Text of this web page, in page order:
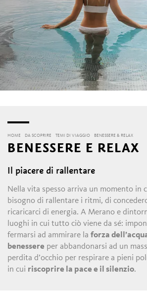
HOME DA SCOPRIRE TEMI DI VIAGGIO BENESSERE & RELAX
BENESSERE E RELAX
Il piacere di rallentare
Nella vita spesso arriva un momento in
bisogno di rallentare i ritmi, di
ricaricarci di energia. A Merano e
luoghi in cui tutto ciò viene da sé:
fermarsi ad ammirare laforza
benessere per abbandonarsi ad un
perdita d’occhio per respirare a pieni
in cui riscoprire la pace e il silenzio.